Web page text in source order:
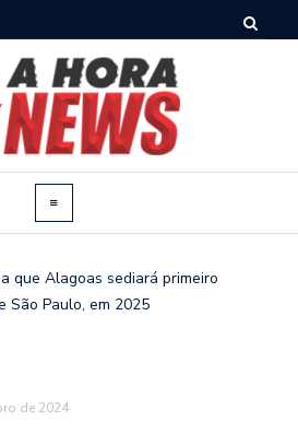
que Alagoas sediará primeiro
São Paulo, em 2025
de 2024